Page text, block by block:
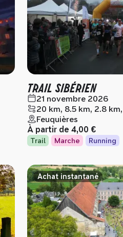
TRAIL SIBÉRIEN
21 novembre 2026
20 km, 8.5 km, 2.8
Feuquières
À partir de 4,00 €
Trail Marche Running
Achat instantané